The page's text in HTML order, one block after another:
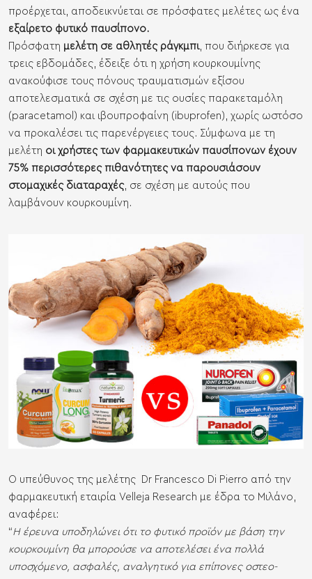
προέρχεται, αποδεικνύεται σε πρόσφατες μελέτες ως ένα
εξαίρετο φυτικό παυσίπονο.
Πρόσφατη μελέτη σε αθλητές ράγκμπι, που διήρκεσε για
τρεις εβδομάδες, έδειξε ότι η χρήση κουρκουμίνης
ανακούφισε τους πόνους τραυματισμών εξίσου
αποτελεσματικά σε σχέση με τις ουσίες παρακεταμόλη
(paracetamol) και ιβουπροφαίνη (ibuprofen), χωρίς ωστόσο
να προκαλέσει τις παρενέργειες τους. Σύμφωνα με τη
μελέτη οι χρήστες των φαρμακευτικών παυσίπονων έχουν
75% περισσότερες πιθανότητες να παρουσιάσουν
στομαχικές διαταραχές, σε σχέση με αυτούς που
λαμβάνουν κουρκουμίνη.
Ο υπεύθυνος της μελέτης Dr Francesco Di Pierro από την
φαρμακευτική εταιρία Velleja Research με έδρα το Μιλάνο,
αναφέρει:
“Η έρευνα υποδηλώνει ότι το φυτικό προϊόν με βάση την
κουρκουμίνη θα μπορούσε να αποτελέσει ένα πολλά
υποσχόμενο, ασφαλές, αναλγητικό για επίπονες οστεο-